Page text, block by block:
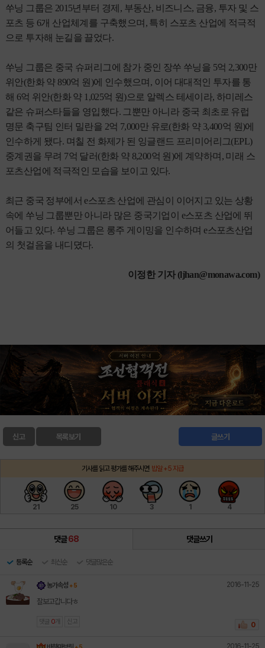
쑤닝 그룹은 2015년부터 경제, 부동산, 비즈니스, 금융, 투자 및 스
포츠 등 6개 산업체계를 구축했으며, 특히 스포츠 산업에 적극적
으로 투자해 눈길을 끌었다.
쑤닝 그룹은 중국 슈퍼리그에 참가 중인 장쑤 쑤닝을 5억 2,300만
위안(한화 약 890억 원)에 인수했으며, 이어 대대적인 투자를 통
해 6억 위안(한화 약 1,025억 원)으로 알렉스 테세이라, 하미레스
같은 슈퍼스타들을 영입했다. 그뿐만 아니라 중국 최초로 유럽
명문 축구팀 인터 밀란을 2억 7,000만 유로(한화 약 3,400억 원)에
인수하게 됐다. 며칠 전 화제가 된 잉글랜드 프리미어리그(EPL)
중계권을 무려 7억 달러(한화 약 8,200억 원)에 계약하며, 미래 스
포츠산업에 적극적인 모습을 보이고 있다.
최근 중국 정부에서 e스포츠 산업에 관심이 이어지고 있는 상황
속에 쑤닝 그룹뿐만 아니라 많은 중국기업이 e스포츠 산업에 뛰
어들고 있다. 쑤닝 그룹은 롱주 게이밍을 인수하며 e스포츠산업
의 첫걸음을 내디뎠다.
이정한 기자 (ljhan@monawa.com)
신고 글쓰기
목록보기
기사를 읽고 평가를 해주시면 밥알 +5 지급
21 25 10 3 1 4
댓글68 댓글쓰기
등록순 최신순 댓글많은순
농가속성 + 5 2016-11-25
잘보고갑니다ㅎ
댓글 0 개 신고 0
2016-11-25